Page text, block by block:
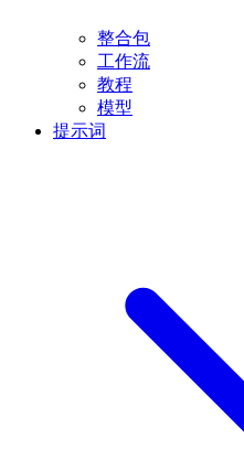
整合包
工作流
教程
模型
提示词